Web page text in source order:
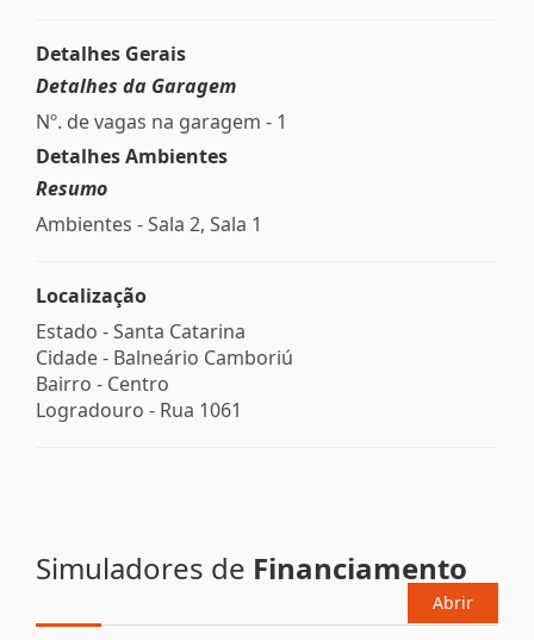
Detalhes Gerais
Detalhes da Garagem
Nº. de vagas na garagem - 1
Detalhes Ambientes
Resumo
Ambientes - Sala 2, Sala 1
Localização
Estado -Santa Catarina
Cidade - Balneário Camboriú
Bairro - Centro
Logradouro - Rua 1061
Simuladores de Financiamento
Abrir